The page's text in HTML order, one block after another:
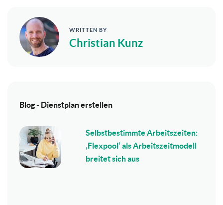
WRITTEN BY
Christian Kunz
Blog - Dienstplan erstellen
Selbstbestimmte Arbeitszeiten:
‚Flexpool‘ als Arbeitszeitmodell
breitet sich aus